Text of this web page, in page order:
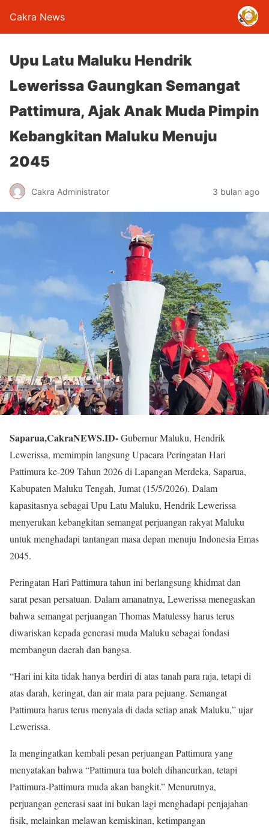
Cakra News
Upu Latu Maluku Hendrik
Lewerissa Gaungkan Semangat
Pattimura, Ajak Anak Muda Pimpin
Kebangkitan Maluku Menuju
2045
Cakra Administrator 3 bulan ago
Saparua,CakraNEWS.ID-Gubernur Maluku, Hendrik
Lewerissa, memimpin langsung Upacara Peringatan Hari
Pattimura ke-209 Tahun 2026 di Lapangan Merdeka, Saparua,
Kabupaten Maluku Tengah, Jumat (15/5/2026). Dalam
kapasitasnya sebagai Upu Latu Maluku, Hendrik Lewerissa
menyerukan kebangkitan semangat perjuangan rakyat Maluku
untuk menghadapi tantangan masa depan menuju Indonesia Emas
2045.
Peringatan Hari Pattimura tahun ini berlangsung khidmat dan
sarat pesan persatuan. Dalam amanatnya, Lewerissa menegaskan
bahwa semangat perjuangan Thomas Matulessy harus terus
diwariskan kepada generasi muda Maluku sebagai fondasi
membangun daerah dan bangsa.
“Hari ini kita tidak hanya berdiri di atas tanah para raja, tetapi di
atas darah, keringat, dan air mata para pejuang. Semangat
Pattimura harus terus menyala di dada setiap anak Maluku,” ujar
Lewerissa.
Ia mengingatkan kembali pesan perjuangan Pattimura yang
menyatakan bahwa “Pattimura tua boleh dihancurkan, tetapi
Pattimura-Pattimura muda akan bangkit.” Menurutnya,
perjuangan generasi saat ini bukan lagi menghadapi penjajahan
fisik, melainkan melawan kemiskinan, ketimpangan